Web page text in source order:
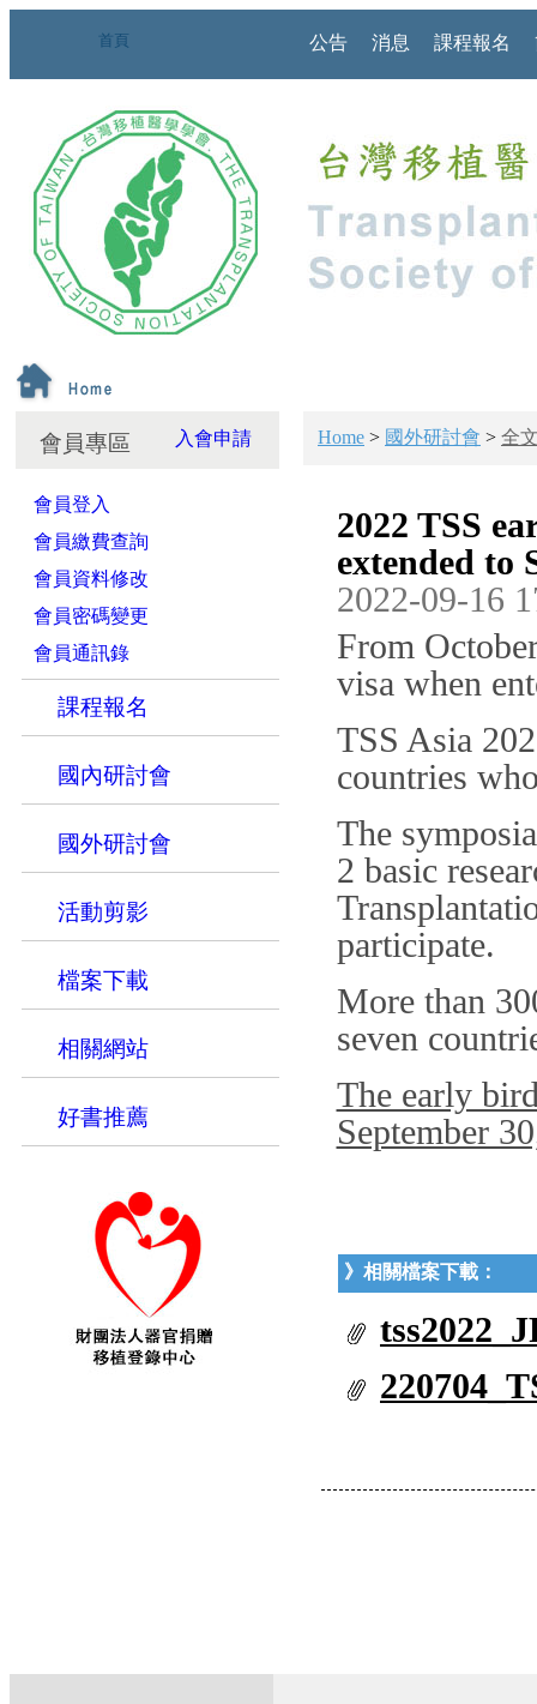
首頁 公告 消息 課程報名
會員專區 入會申請
會員登入
會員繳費查詢
會員資料修改
會員密碼變更
會員通訊錄
課程報名
國內研討會
國外研討會
活動剪影
檔案下載
相關網站
好書推薦
Home > 國外研討會 > 全
2022 TSS
extended to
2022-09-16
From
visa when
TSS Asia
countries
The
2 basic
participate.
More than
seven
The early
September
》相關檔案下載：